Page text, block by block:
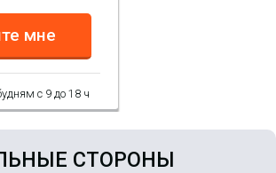
мне
с 9 до 18 ч
СТОРОНЫ